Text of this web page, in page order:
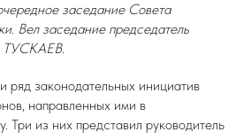
заседание Совета
Вел заседание председатель
ТУСКАЕВ.
ряд законодательных инициатив
направленных ими в
Три из них представил руководитель